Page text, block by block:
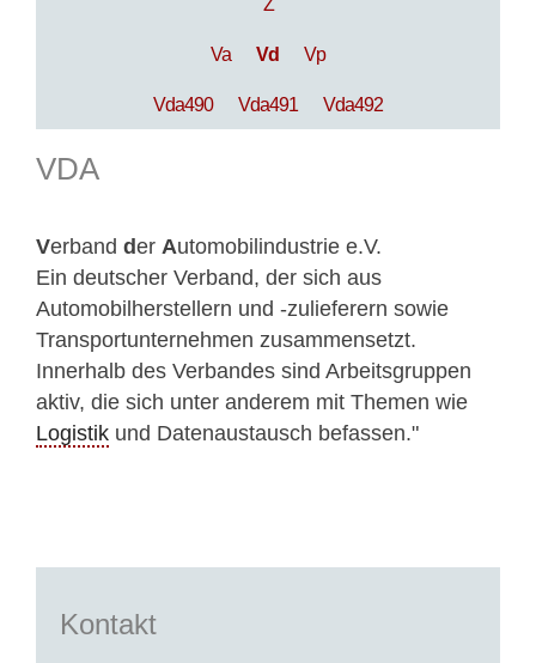
Va Vd Vp
Vda490 Vda491 Vda492
VDA
Verband der Automobilindustrie e.V.
Ein deutscher Verband, der sich aus
Automobilherstellern und -zulieferern sowie
Transportunternehmen zusammensetzt.
Innerhalb des Verbandes sind Arbeitsgruppen
aktiv, die sich unter anderem mit Themen wie
Logistik und Datenaustausch befassen."
Kontakt